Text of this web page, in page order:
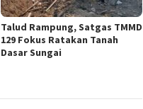
Talud Rampung, Satgas TMMD
129 Fokus Ratakan Tanah
Dasar Sungai